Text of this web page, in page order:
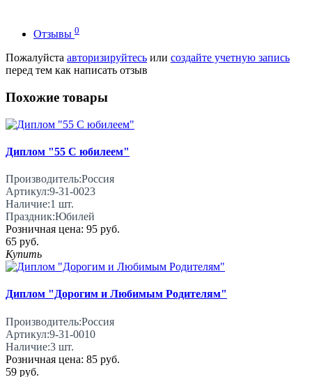
Отзывы 0
Пожалуйста авторизируйтесь или создайте учетную запись
перед тем как написать отзыв
Похожие товары
Диплом "55 С юбилеем"
Производитель:Россия
Артикул:9-31-0023
Наличие:1 шт.
Праздник:Юбилей
Розничная цена: 95 руб.
65 руб.
Купить
Диплом "Дорогим и Любимым Родителям"
Производитель:Россия
Артикул:9-31-0010
Наличие:3 шт.
Розничная цена: 85 руб.
59 руб.